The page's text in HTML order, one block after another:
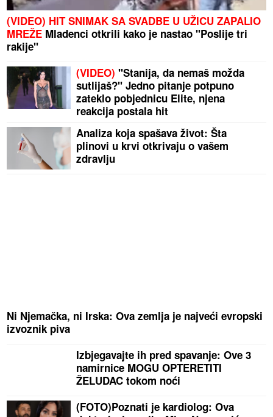
(VIDEO) HIT SNIMAK SA SVADBE U UŽICU ZAPALIO
MREŽE Mladenci otkrili kako je nastao "Poslije tri
rakije"
(VIDEO) "Stanija, da nemaš možda
sutlijaš?" Jedno pitanje potpuno
zateklo pobjednicu Elite, njena
reakcija postala hit
Analiza koja spašava život: Šta
plinovi u krvi otkrivaju o vašem
zdravlju
Ni Njemačka, ni Irska: Ova zemlja je najveći evropski
izvoznik piva
Izbjegavajte ih pred spavanje: Ove 3
namirnice MOGU OPTERETITI
ŽELUDAC tokom noći
(FOTO)Poznati je kardiolog: Ova